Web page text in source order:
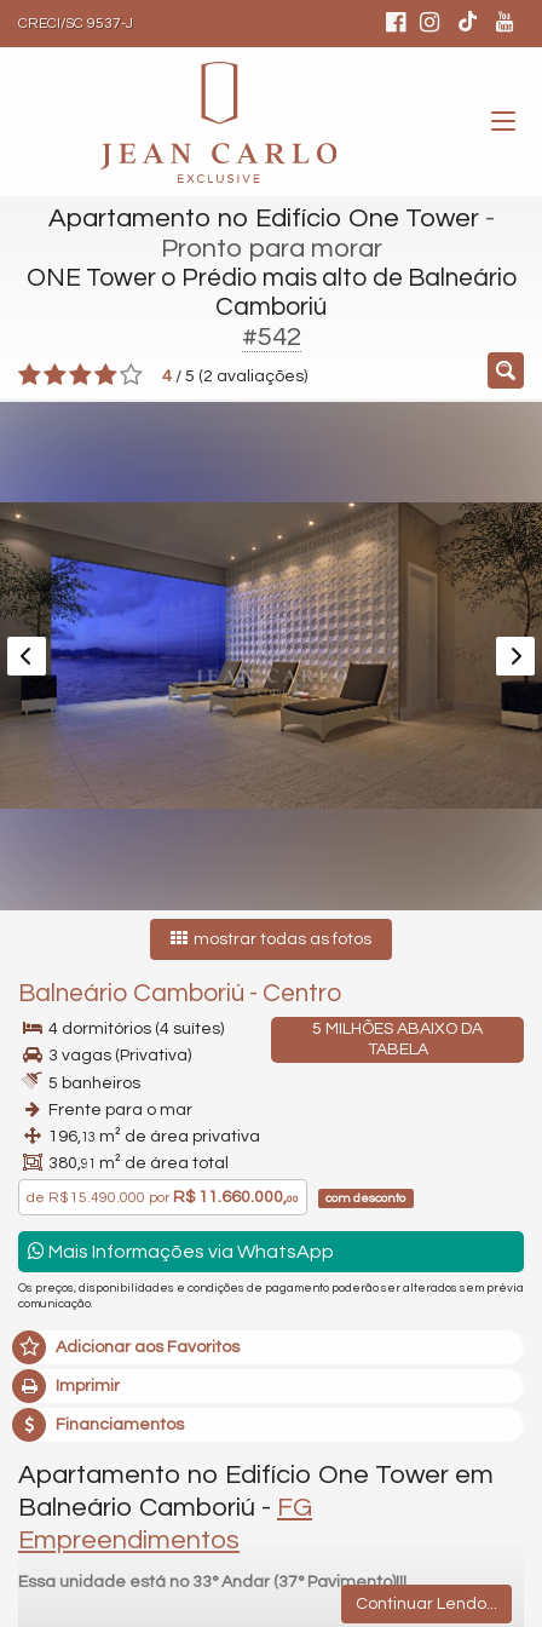
CRECI/SC 9537-J
Apartamento no Edifício One Tower-
Pronto para morar
ONE Tower o Prédio mais alto de Balneário
Camboriú
#542
4 / 5 (2 avaliações)
mostrar todas as fotos
Balneário Camboriú - Centro
5 MILHÕES ABAIXO DA
TABELA
4 dormitórios (4 suítes)
3 vagas (Privativa)
5 banheiros
Frente para o mar
196,13 m² de área privativa
380,91 m² de área total
de R$ 15.490.000 porR$ 11.660.000,00 com desconto
Mais Informações via WhatsApp
Os preços, disponibilidades e condições de pagamento poderão ser alterados sem prévia
comunicação.
Adicionar aos Favoritos
Imprimir
Financiamentos
Apartamento no Edifício One Tower em
Balneário Camboriú - FG
Empreendimentos
Essa unidade está no 33° Andar (37° Pavimento)!!!
Continuar Lendo...